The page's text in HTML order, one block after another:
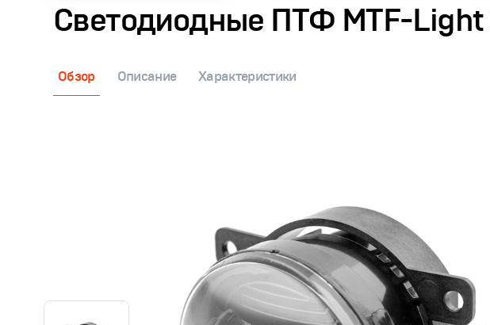
Светодиодные ПТФ MTF-Light
Обзор Описание Характеристики